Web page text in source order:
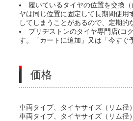
履いているタイヤの位置を交換
ヤは同じ位置に固定して長期間使用
してしまうことがあるので、定期的
ブリヂストンのタイヤ専門店(コ
す。「カートに追加」又は「今すぐ
価格
VARIATIONS
車両タイプ、タイヤサイズ（リム径
車両タイプ、タイヤサイズ（リム径